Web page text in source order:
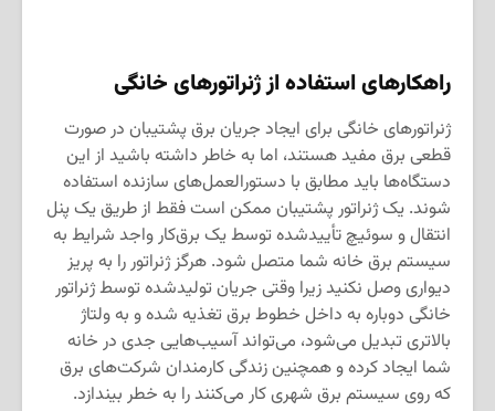
راهکارهای استفاده از ژنراتورهای خانگی
ژنراتورهای خانگی برای ایجاد جریان برق پشتیبان در صورت
قطعی برق مفید هستند، اما به خاطر داشته باشید از این
دستگاه‌ها باید مطابق با دستورالعمل‌های سازنده استفاده
شوند. یک ژنراتور پشتیبان ممکن است فقط از طریق یک پنل
انتقال و سوئیچ تأییدشده توسط یک برق‌کار واجد شرایط به
سیستم برق خانه شما متصل شود. هرگز ژنراتور را به پریز
دیواری وصل نکنید زیرا وقتی جریان تولیدشده توسط ژنراتور
خانگی دوباره به داخل خطوط برق تغذیه شده و به ولتاژ
بالاتری تبدیل می‌شود، می‌تواند آسیب‌هایی جدی در خانه
شما ایجاد کرده و همچنین زندگی کارمندان شرکت‌های برق
که روی سیستم برق شهری کار می‌کنند را به خطر بیندازد.